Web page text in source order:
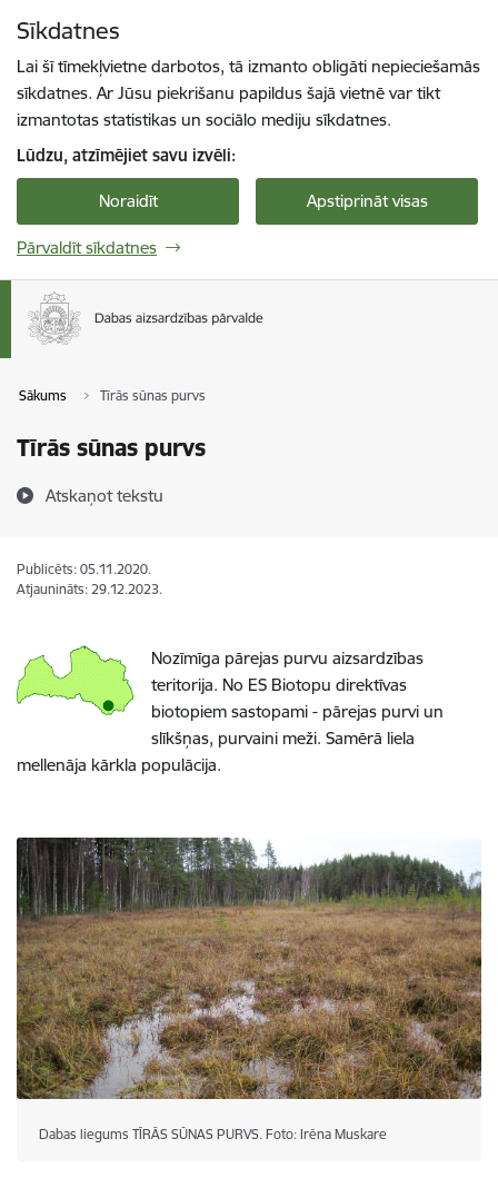
Sīkdatnes
Lai šī tīmekļvietne darbotos, tā izmanto obligāti nepieciešamās
sīkdatnes. Ar Jūsu piekrišanu papildus šajā vietnē var tikt
izmantotas statistikas un sociālo mediju sīkdatnes.
Lūdzu, atzīmējiet savu izvēli:
Noraidīt Apstiprināt visas
Pārvaldīt sīkdatnes
Sākums Tīrās sūnas purvs
Tīrās sūnas purvs
Atskaņot tekstu
Publicēts: 05.11.2020.
Atjaunināts: 29.12.2023.
Nozīmīga pārejas purvu aizsardzības
teritorija. No ES Biotopu direktīvas
biotopiem sastopami - pārejas purvi un
slīkšņas, purvaini meži. Samērā liela
mellenāja kārkla populācija.
Dabas liegums TĪRĀS SŪNAS PURVS. Foto: Irēna Muskare